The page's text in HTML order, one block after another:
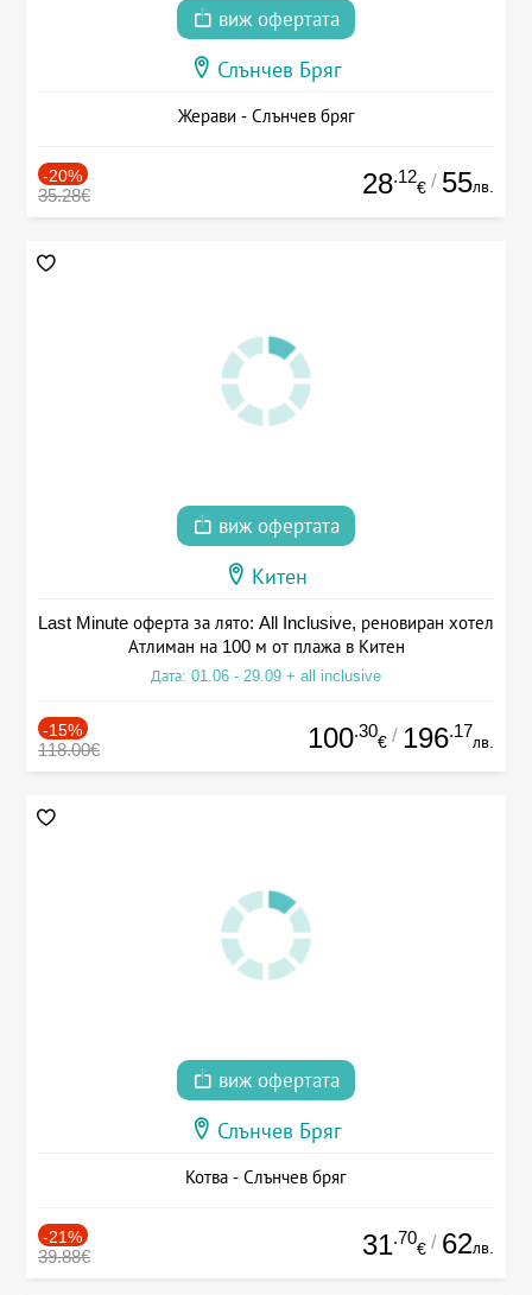
виж офертата
Слънчев Бряг
Жерави - Слънчев бряг
-20%
35.28€ 28.12
€ / 55лв.
виж офертата
Китен
Last Minute оферта за лято: All Inclusive, реновиран хотел
Атлиман на 100 м от плажа в Китен
Дата: 01.06 - 29.09 + all inclusive
-15%
118.00€ 100.30
€ / 196.17
лв.
виж офертата
Слънчев Бряг
Котва - Слънчев бряг
-21%
39.88€ 31.70
€ / 62лв.